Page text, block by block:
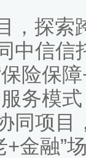
，探索
中信信
险保
务模
同项目
+金融”